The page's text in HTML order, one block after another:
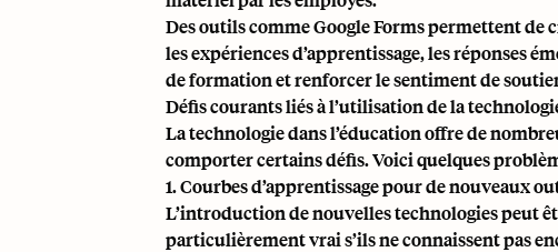
Des outils comme Google Forms permettent de
les expériences d’apprentissage, les réponses
de formation et renforcer le sentiment de
Défis courants liés à l’utilisation de la
La technologie dans l’éducation offre de
comporter certains défis. Voici quelques
1. Courbes d’apprentissage pour de nouveaux
L’introduction de nouvelles technologies peut
particulièrement vrai s’ils ne connaissent pas